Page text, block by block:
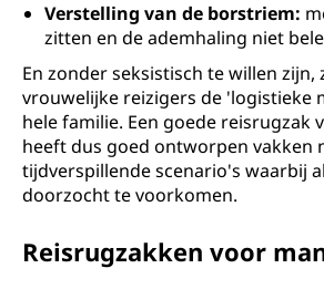
Verstelling van de borstriem:
zitten en de ademhaling niet
En zonder seksistisch te willen zijn,
vrouwelijke reizigers de 'logistieke
hele familie. Een goede reisrugzak
heeft dus goed ontworpen vakken
tijdverspillende scenario's waarbij
doorzocht te voorkomen.
Reisrugzakken voor